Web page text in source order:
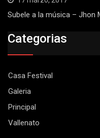
Subele a la música – Jhon
Categorias
Casa Festival
Galeria
Principal
Vallenato